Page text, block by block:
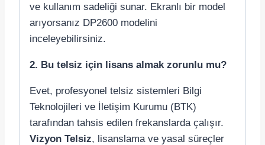
ve kullanım sadeliği sunar. Ekranlı bir model
arıyorsanız DP2600 modelini
inceleyebilirsiniz.
2. Bu telsiz için lisans almak zorunlu mu?
Evet, profesyonel telsiz sistemleri Bilgi
Teknolojileri ve İletişim Kurumu (BTK)
tarafından tahsis edilen frekanslarda çalışır.
Vizyon Telsiz, lisanslama ve yasal süreçler